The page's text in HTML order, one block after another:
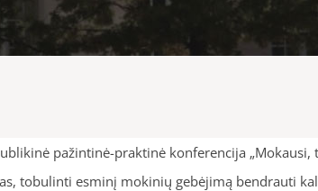
pažintinė-praktinė konferencija
tobulinti esminį mokinių gebėjimą bendrauti